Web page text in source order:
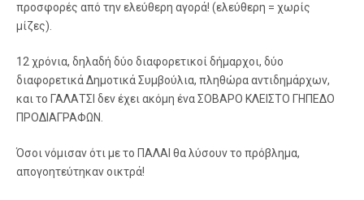
προσφορές από την ελεύθερη αγορά! (ελεύθερη = χωρίς
μίζες).
12 χρόνια, δηλαδή δύο διαφορετικοί δήμαρχοι, δύο
διαφορετικά Δημοτικά Συμβούλια, πληθώρα αντιδημάρχων,
και το ΓΑΛΑΤΣΙ δεν έχει ακόμη ένα ΣΟΒΑΡΟ ΚΛΕΙΣΤΟ ΓΗΠΕΔΟ
ΠΡΟΔΙΑΓΡΑΦΩΝ.
Όσοι νόμισαν ότι με το ΠΑΛΑΙ θα λύσουν το πρόβλημα,
απογοητεύτηκαν οικτρά!